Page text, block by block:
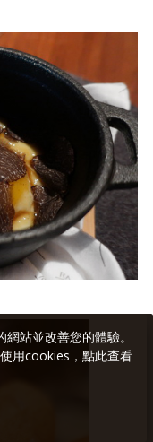
站並改善您的體驗。
用cookies，點此查看